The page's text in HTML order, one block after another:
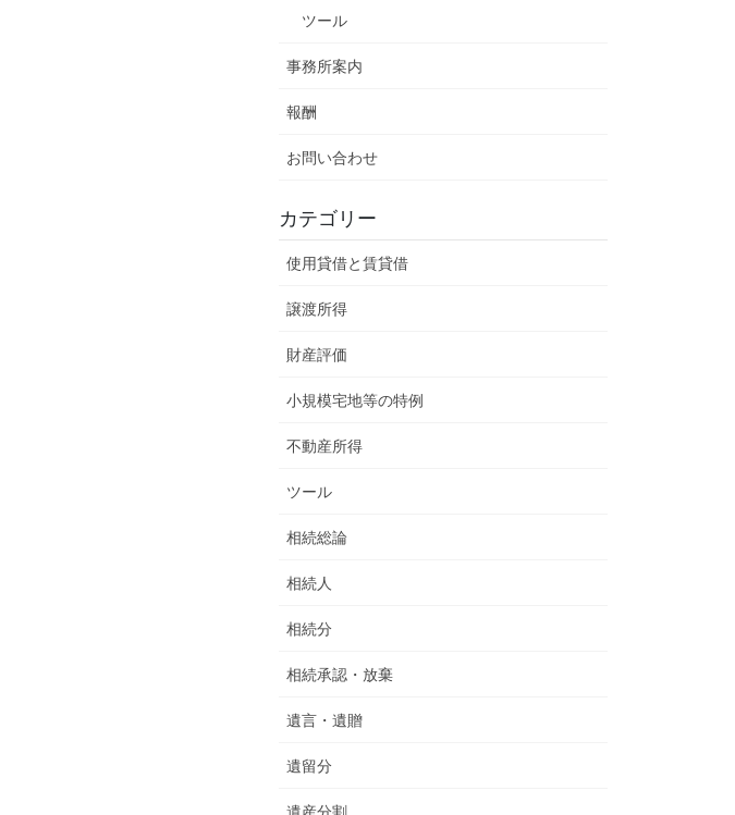
ツール
事務所案内
報酬
お問い合わせ
カテゴリー
使用貸借と賃貸借
譲渡所得
財産評価
小規模宅地等の特例
不動産所得
ツール
相続総論
相続人
相続分
相続承認・放棄
遺言・遺贈
遺留分
遺産分割